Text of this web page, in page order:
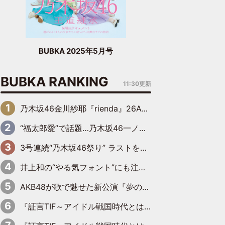
BUBKA 2025年5月号
BUBKA RANKING 11:30更新
乃木坂46金川紗耶『rienda』26AW LOOKモデルに就任
“福太郎愛”で話題…乃木坂46一ノ瀬美空、地元福岡『めんべい25周年トップサポーター』に就任
3号連続“乃木坂46祭り” ラストを飾るのは賀喜遥香…5年ぶりの登場に「5年分大人になった私を見ていただけたら」
井上和の“やる気フォント”にも注目 乃木坂46が挑んだ書道パフォーマンスの舞台裏
AKB48が歌で魅せた新公演『夢のポップスター』 初日から全身全霊のステージ
『証言TIF～アイドル戦国時代とはなんだったのか～』第6回：でんぱ組.inc・古川未鈴×相沢梨紗「『ハロプロやりたかったな』って言ったら、夢眠ねむさんに『てめえはでんぱ組．incなんだよ！』って肩パンされて(笑)」